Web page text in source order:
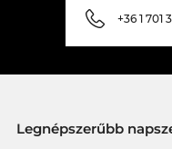
+36 1 701
Legnépszerűbb